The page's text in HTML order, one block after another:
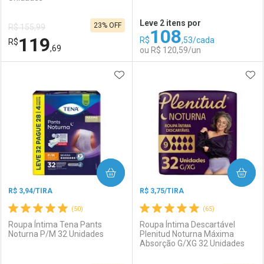
Comprar sem Desconto
Por R$ 115,49/cada
Comprar sem Desconto
Por R$ 115,49/cada
Comprar sem Desconto
Por R$ 130,11/cada
Comprar sem Desconto
Por R$ 130,11/cada
R$ 155,99
R$119,69
23% OFF
Laboratório
Por Menos
Leve 2 itens por
R$108,53/cada
ou R$ 120,59/un
Laboratório
Ativar Desconto
Por Menos
(50)
R$ 3,94/TIRA
Roupa Íntima Tena Pants
Noturna P/M 32 Unidades
ADICIONAR AOS FAVORITOS
COMPRAR
(65)
R$ 3,75/TIRA
Roupa Íntima Descartável
Plenitud Noturna Máxima
Absorção G/XG 32 Unidades
COMPRAR